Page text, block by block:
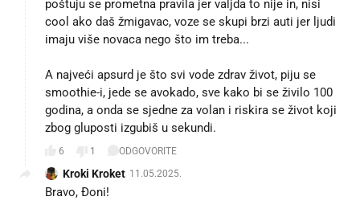
poštuju se prometna pravila jer valjda to nije in, nisi
cool ako daš žmigavac, voze se skupi brzi auti jer ljudi
imaju više novaca nego što im treba...
A najveći apsurd je što svi vode zdrav život, piju se
smoothie-i, jede se avokado, sve kako bi se živilo 100
godina, a onda se sjedne za volan i riskira se život koji
zbog gluposti izgubiš u sekundi.
6 1 ODGOVORITE
Kroki Kroket 11.05.2025.
Bravo, Đoni!